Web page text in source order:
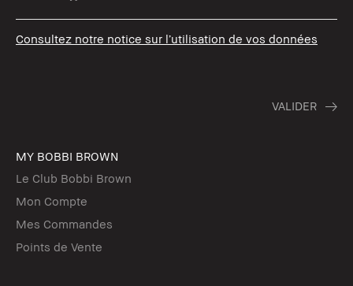
Consultez notre notice sur l’utilisation de vos données
MY BOBBI BROWN
Le Club Bobbi Brown
Mon Compte
Mes Commandes
Points de Vente